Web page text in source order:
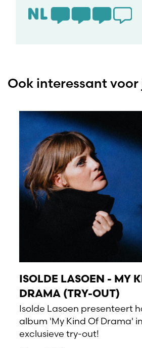
Ook interessant voor
ISOLDE LASOEN - MY
DRAMA (TRY-OUT)
Isolde Lasoen presenteert
album 'My Kind Of Drama'
exclusieve try-out!